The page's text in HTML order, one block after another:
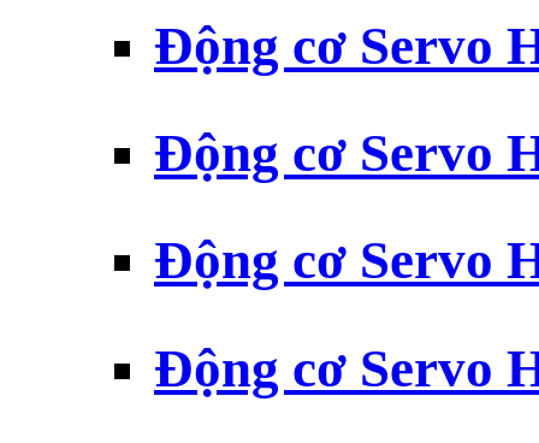
Động cơ Servo
Động cơ Servo
Động cơ Servo
Động cơ Servo